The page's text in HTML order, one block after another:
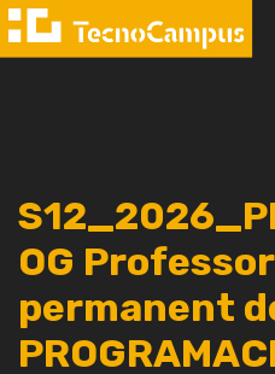
OG
permanent